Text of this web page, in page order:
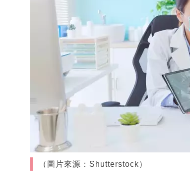
（圖片來源：Shutterstock）